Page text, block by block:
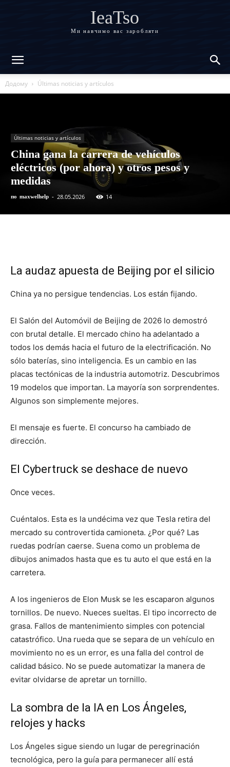
IeaTso
Ми навчимо вас заробляти
Додому Últimas noticias y artículos
Últimas noticias y artículos
China gana la carrera de vehículos
eléctricos (por ahora) y otros pesos y
medidas
по maxwelhelp - 28.05.2026 14
La audaz apuesta de Beijing por el silicio
China ya no persigue tendencias. Los están fijando.
El Salón del Automóvil de Beijing de 2026 lo demostró
con brutal detalle. El mercado chino ha adelantado a
todos los demás hacia el futuro de la electrificación. No
sólo baterías, sino inteligencia. Es un cambio en las
placas tectónicas de la industria automotriz. Descubrimos
19 modelos que importan. La mayoría son sorprendentes.
Algunos son simplemente mejores.
El mensaje es fuerte. El concurso ha cambiado de
dirección.
El Cybertruck se deshace de nuevo
Once veces.
Cuéntalos. Esta es la undécima vez que Tesla retira del
mercado su controvertida camioneta. ¿Por qué? Las
ruedas podrían caerse. Suena como un problema de
dibujos animados hasta que es tu auto el que está en la
carretera.
A los ingenieros de Elon Musk se les escaparon algunos
tornillos. De nuevo. Nueces sueltas. El tipo incorrecto de
grasa. Fallos de mantenimiento simples con potencial
catastrófico. Una rueda que se separa de un vehículo en
movimiento no es un error, es una falla del control de
calidad básico. No se puede automatizar la manera de
evitar olvidarse de apretar un tornillo.
La sombra de la IA en Los Ángeles,
relojes y hacks
Los Ángeles sigue siendo un lugar de peregrinación
tecnológica, pero la guía para permanecer allí está